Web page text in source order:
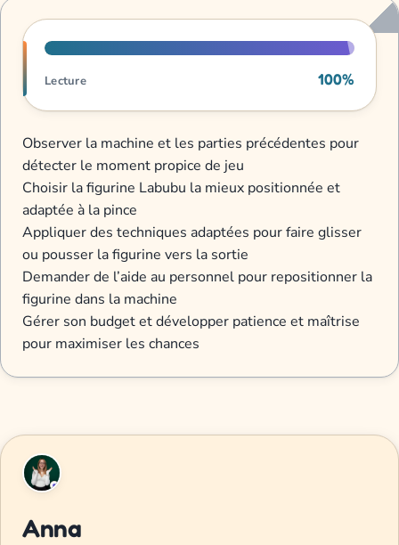
Progression de lecture
Lecture 100%
Observer la machine et les parties précédentes pour
détecter le moment propice de jeu
Choisir la figurine Labubu la mieux positionnée et
adaptée à la pince
Appliquer des techniques adaptées pour faire glisser
ou pousser la figurine vers la sortie
Demander de l’aide au personnel pour repositionner la
figurine dans la machine
Gérer son budget et développer patience et maîtrise
pour maximiser les chances
Anna